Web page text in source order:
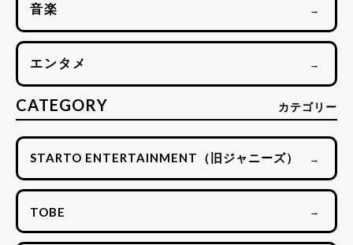
音楽 →
エンタメ →
CATEGORY カテゴリー
STARTO ENTERTAINMENT（旧ジャニーズ） →
TOBE →